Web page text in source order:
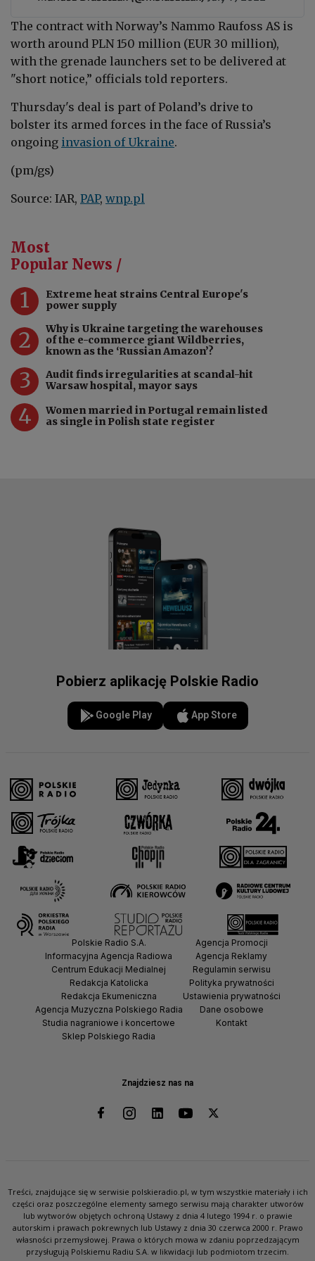
The contract with Norway’s Nammo Raufoss AS is
worth around PLN 150 million (EUR 30 million),
with the grenade launchers set to be delivered at
"short notice,” officials told reporters.
Thursday's deal is part of Poland’s drive to
bolster its armed forces in the face of Russia’s
ongoing invasion of Ukraine.
(pm/gs)
Source: IAR, PAP, wnp.pl
Most
Popular News /
1
Extreme heat strains Central Europe's
power supply
2
Why is Ukraine targeting the warehouses
of the e-commerce giant Wildberries,
known as the ‘Russian Amazon’?
3
Audit finds irregularities at scandal-hit
Warsaw hospital, mayor says
4
Women married in Portugal remain listed
as single in Polish state register
Pobierz aplikację Polskie Radio
Google Play App Store
Znajdziesz nas na
Polskie Radio S.A.
Informacyjna Agencja Radiowa
Centrum Edukacji Medialnej
Redakcja Katolicka
Redakcja Ekumeniczna
Agencja Muzyczna Polskiego Radia
Studia nagraniowe i koncertowe
Sklep Polskiego Radia
Agencja Promocji
Agencja Reklamy
Regulamin serwisu
Polityka prywatności
Ustawienia prywatności
Dane osobowe
Kontakt
Treści, znajdujące się w serwisie polskieradio.pl, w tym wszystkie materiały i ich
części oraz poszczególne elementy samego serwisu mają charakter utworów
lub wytworów objętych ochroną Ustawy z dnia 4 lutego 1994 r. o prawie
autorskim i prawach pokrewnych lub Ustawy z dnia 30 czerwca 2000 r. Prawo
własności przemysłowej. Prawa o których mowa w zdaniu poprzedzającym
przysługują Polskiemu Radiu S.A. w likwidacji lub podmiotom trzecim.